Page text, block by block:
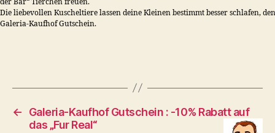
der Bär“ Tierchen freuen.
Die liebevollen Kuscheltiere lassen deine Kleinen bestimmt besser schlafen,
Galeria-Kaufhof Gutschein.
←
Galeria-Kaufhof Gutschein : -10% Rabatt auf
das „Fur Real“